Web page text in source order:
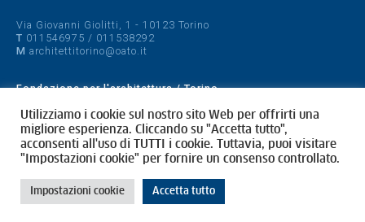
Via Giovanni Giolitti, 1 - 10123 Torino
T 011546975 / 011538292
M architettitorino@oato.it
Fondazione per l'architettura / Torino
Designed by quattrolinee.it
Cookie Policy
Privacy Policy
Utilizziamo i cookie sul nostro sito Web per offrirti una
migliore esperienza. Cliccando su "Accetta tutto",
acconsenti all'uso di TUTTI i cookie. Tuttavia, puoi visitare
"Impostazioni cookie" per fornire un consenso controllato.
Impostazioni cookie Accetta tutto